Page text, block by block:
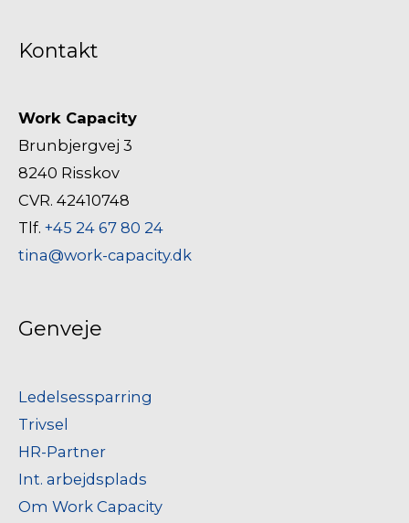
Kontakt
Work Capacity
Brunbjergvej 3
8240 Risskov
CVR. 42410748
Tlf. +45 24 67 80 24
tina@work-capacity.dk
Genveje
Ledelsessparring
Trivsel
HR-Partner
Int. arbejdsplads
Om Work Capacity